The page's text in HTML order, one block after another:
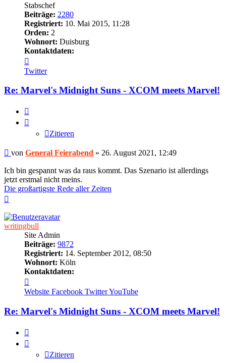
Stabschef
Beiträge: 2280
Registriert: 10. Mai 2015, 11:28
Orden: 2
Wohnort: Duisburg
Kontaktdaten:
von
General
Feierabend
Twitter
Re: Marvel's Midnight Suns - XCOM meets Marvel!
Zitieren
Beitrag
von General Feierabend » 26. August 2021, 12:49
Ich bin gespannt was da raus kommt. Das Szenario ist allerdings
jetzt erstmal nicht meins.
Die großartigste Rede aller Zeiten
writingbull
Site Admin
Beiträge: 9872
Registriert: 14. September 2012, 08:50
Wohnort: Köln
Kontaktdaten:
von
writingbull
Website Facebook TwitterYouTube
Re: Marvel's Midnight Suns - XCOM meets Marvel!
Zitieren